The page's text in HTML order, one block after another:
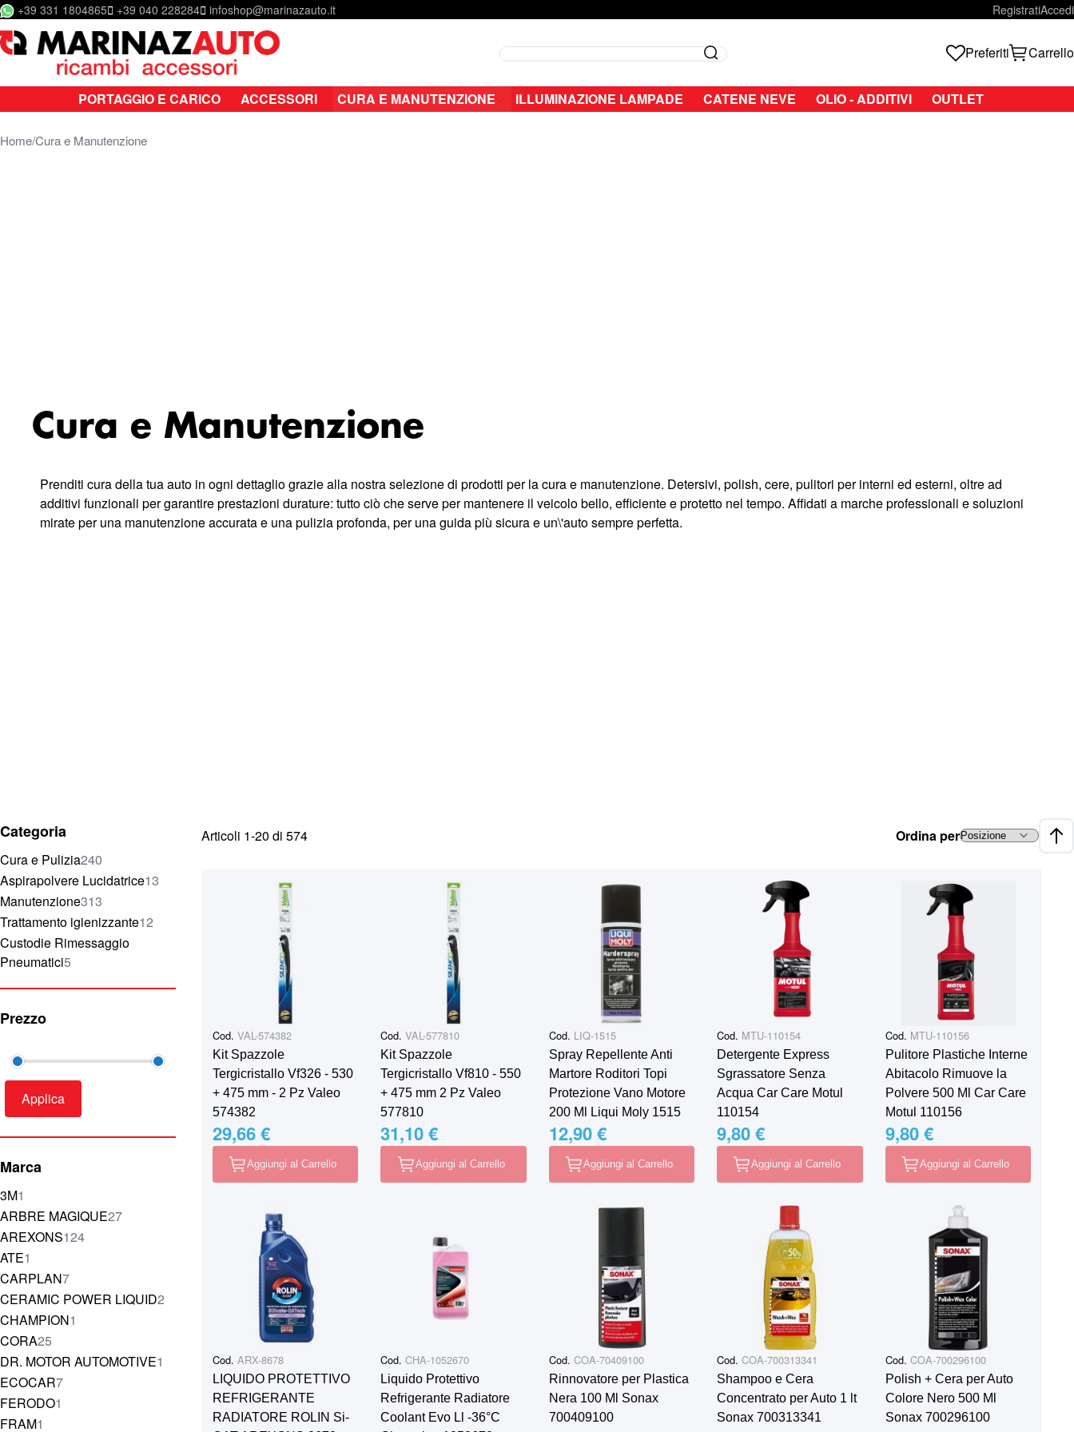
Salta al contenuto
+39 331 1804865 +39 040 228284 infoshop@marinazauto.it RegistratiAccedi
Search Search Preferiti Carrello
PORTAGGIO E CARICO ACCESSORI CURA E MANUTENZIONE ILLUMINAZIONE LAMPADE CATENE NEVE OLIO - ADDITIVI OUTLET
HomeCura e Manutenzione
Cura e Manutenzione
Prenditi cura della tua auto in ogni dettaglio grazie alla nostra selezione di prodotti per la cura e manutenzione. Detersivi, polish, cere, pulitori per interni ed esterni, oltre ad
additivi funzionali per garantire prestazioni durature: tutto ciò che serve per mantenere il veicolo bello, efficiente e protetto nel tempo. Affidati a marche professionali e soluzioni
mirate per una manutenzione accurata e una pulizia profonda, per una guida più sicura e un\'auto sempre perfetta.
Categoria
Cura e Pulizia240
elementi
Aspirapolvere Lucidatrice13
elementi
Manutenzione313
elementi
Trattamento igienizzante12
elementi
Custodie Rimessaggio
Pneumatici5
elementi
Prezzo
Applica
Marca
3M1
elemento
ARBRE MAGIQUE27
elementi
AREXONS124
elementi
ATE1
elemento
CARPLAN7
elementi
CERAMIC POWER LIQUID2
elementi
CHAMPION1
elemento
CORA25
elementi
DR. MOTOR AUTOMOTIVE1
elemento
ECOCAR7
elementi
FERODO1
elemento
FRAM1
elemento
Articoli 1-20 di 574
Ordina per
Cod. VAL-574382
Kit Spazzole
Tergicristallo Vf326 - 530
+ 475 mm - 2 Pz Valeo
574382
29,66 €
Aggiungi al Carrello
Cod. VAL-577810
Kit Spazzole
Tergicristallo Vf810 - 550
+ 475 mm 2 Pz Valeo
577810
31,10 €
Aggiungi al Carrello
Cod. LIQ-1515
Spray Repellente Anti
Martore Roditori Topi
Protezione Vano Motore
200 Ml Liqui Moly 1515
12,90 €
Aggiungi al Carrello
Cod. MTU-110154
Detergente Express
Sgrassatore Senza
Acqua Car Care Motul
110154
9,80 €
Aggiungi al Carrello
Cod. MTU-110156
Pulitore Plastiche Interne
Abitacolo Rimuove la
Polvere 500 Ml Car Care
Motul 110156
9,80 €
Aggiungi al Carrello
Cod. ARX-8678
LIQUIDO PROTETTIVO
REFRIGERANTE
RADIATORE ROLIN Si-
Cod. CHA-1052670
Liquido Protettivo
Refrigerante Radiatore
Coolant Evo Ll -36°C
Cod. COA-70409100
Rinnovatore per Plastica
Nera 100 Ml Sonax
700409100
Cod. COA-700313341
Shampoo e Cera
Concentrato per Auto 1 lt
Sonax 700313341
Cod. COA-700296100
Polish + Cera per Auto
Colore Nero 500 Ml
Sonax 700296100